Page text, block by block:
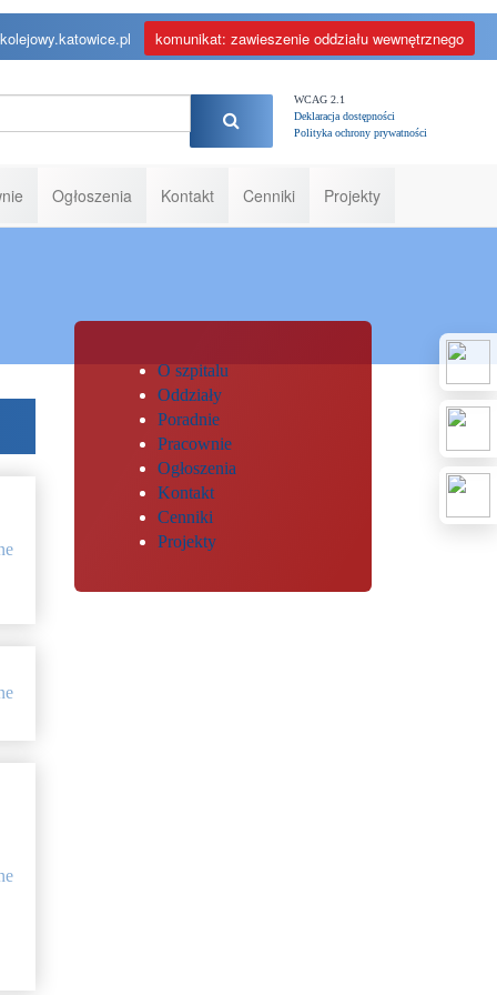
WCAG 2.1
Deklaracja dostępności
Polityka ochrony prywatności
komunikat: zawieszenie oddziału wewnętrznego
Ogłoszenia Kontakt Cenniki Projekty
O szpitalu
Oddziały
Poradnie
Pracownie
Ogłoszenia
Kontakt
Cenniki
Projekty